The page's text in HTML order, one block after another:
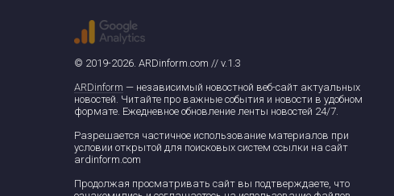
© 2019-2026. ARDinform.com // v.1.3
ARDinform — независимый новостной веб-сайт актуальных
новостей. Читайте про важные события и новости в удобном
формате. Ежедневное обновление ленты новостей 24/7.
Разрешается частичное использование материалов при
условии открытой для поисковых систем ссылки на сайт
ardinform.com
Продолжая просматривать сайт вы подтверждаете, что